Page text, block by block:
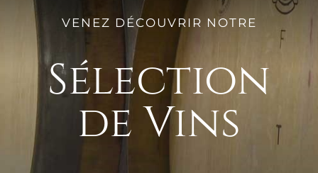
VENEZ DÉCOUVRIR NOTRE
Sélection
de Vins